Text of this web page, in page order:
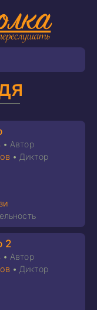
• Автор
• Диктор
2
• Автор
• Диктор